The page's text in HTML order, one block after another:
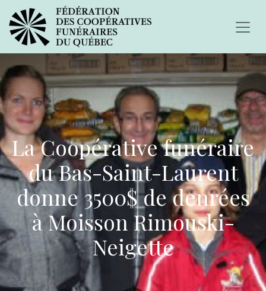
La Coopérative funéraire
du Bas-Saint-Laurent
donne 3500$ de denrées
à Moisson Rimouski-
Neigette